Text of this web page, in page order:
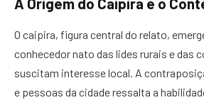
A Origem do Caipira e o
O caipira, figura central do relato,
conhecedor nato das lides rurais e das
suscitam interesse local. A
e pessoas da cidade ressalta a